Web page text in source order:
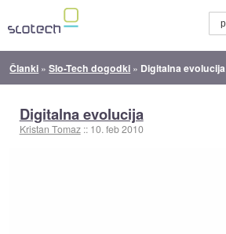
Članki »Slo-Tech dogodki » Digitalna evolucija
Digitalna evolucija
Kristan Tomaz :: 10. feb 2010